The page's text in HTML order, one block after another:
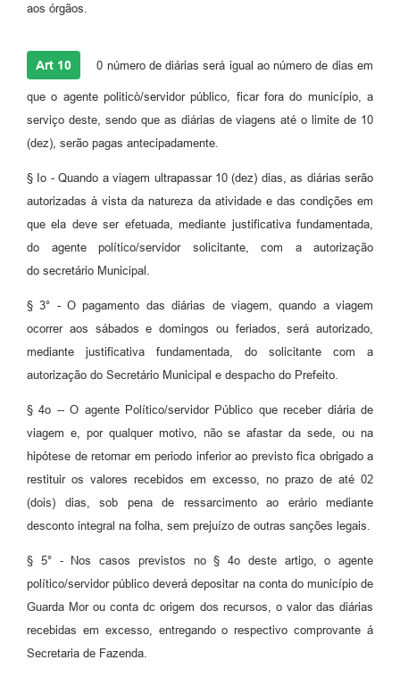
aos órgãos.
Art 10 0 número de diárias será igual ao número de dias em
que o agente politicò/servidor público, ficar fora do município, a
serviço deste, sendo que as diárias de viagens até o limite de 10
(dez), serão pagas antecipadamente.
§ Io - Quando a viagem ultrapassar 10 (dez) dias, as diárias serão
autorizadas à vista da natureza da atividade e das condições em
que ela deve ser efetuada, mediante justificativa fundamentada,
do agente político/servidor solicitante, com a autorização
do secretário Municipal.
§ 3° - O pagamento das diárias de viagem, quando a viagem
ocorrer aos sábados e domingos ou feriados, será autorizado,
mediante justificativa fundamentada, do solicitante com a
autorização do Secretário Municipal e despacho do Prefeito.
§ 4o -- O agente Político/servidor Público que receber diária de
viagem e, por qualquer motivo, não se afastar da sede, ou na
hipótese de retornar em periodo inferior ao previsto fica obrigado a
restituir os valores recebidos em excesso, no prazo de até 02
(dois) dias, sob pena de ressarcimento ao erário mediante
desconto integral na folha, sem prejuízo de outras sanções legais.
§ 5° - Nos casos previstos no § 4o deste artigo, o agente
político/servidor público deverá depositar na conta do município de
Guarda Mor ou conta dc origem dos recursos, o valor das diárias
recebidas em excesso, entregando o respectivo comprovante á
Secretaria de Fazenda.